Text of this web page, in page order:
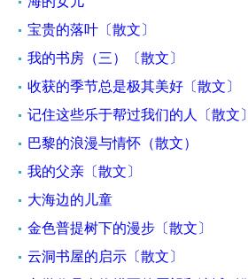
宝贵的落叶〔散文〕
我的书房（三）〔散文〕
收获的季节总是极其美好〔散文〕
记住这些乐于帮过我们的人〔散文〕
巴黎的浪漫与情怀（散文）
我的父亲〔散文〕
大海边的儿童
金色普提树下的漫步〔散文〕
云洞书屋的启示〔散文〕